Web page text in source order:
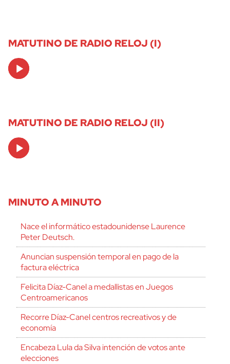
MATUTINO DE RADIO RELOJ (I)
Audio
Player
MATUTINO DE RADIO RELOJ (II)
Audio
Player
MINUTO A MINUTO
Nace el informático estadounidense Laurence
Peter Deutsch.
Anuncian suspensión temporal en pago de la
factura eléctrica
Felicita Díaz-Canel a medallistas en Juegos
Centroamericanos
Recorre Díaz-Canel centros recreativos y de
economía
Encabeza Lula da Silva intención de votos ante
elecciones